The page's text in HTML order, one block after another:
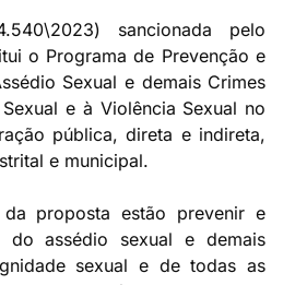
sancionada pelo
o Programa de Prevenção e
Sexual e demais Crimes
e à Violência Sexual no
pública, direta e indireta,
e municipal.
proposta estão prevenir e
do assédio sexual e demais
sexual e de todas as